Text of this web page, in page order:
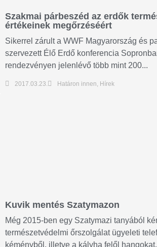
Szakmai párbeszéd az erdők
értékeinek megőrzéséért
Sikerrel zárult a WWF Magyarország és
szervezett Élő Erdő konferencia
rendezvényen jelenlévő több mint 200...
2017.03.23. Határon innen Hírek
Kuvik mentés Szatymazon
Még 2015-ben egy Szatymazi tanyából
természetvédelmi őrszolgálat ügyeleti
kéményből, illetve a kályha felől